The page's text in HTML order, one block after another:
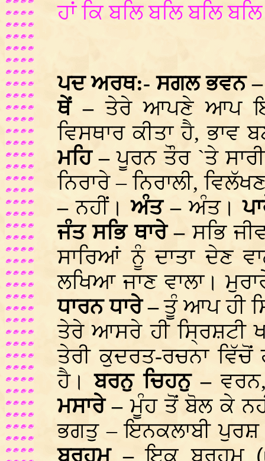
ਹਾਂ ਕਿ ਬਲਿ ਬਲਿ ਬਲਿ
ਪਦ ਅਰਥ:- ਸਗਲ ਭਵਨ
ਥੇਂ –ਤੇਰੇ ਆਪਣੇ ਆਪ
ਵਿਸਥਾਰ ਕੀਤਾ ਹੈ, ਭਾਵ
ਮਹਿ –ਪੂਰਨ ਤੌਰ `ਤੇ
ਨਿਰਾਰੇ – ਨਿਰਾਲੀ,
–ਨਹੀਂ।ਅੰਤ –ਅੰਤ।
ਜੰਤ ਸਭਿ ਥਾਰੇ –ਸਭਿ
ਸਾਰਿਆਂ ਨੂੰ ਦਾਤਾ ਦੇਣ
ਲਖਿਆ ਜਾਣ ਵਾਲਾ।
ਧਾਰਨ ਧਾਰੇ –ਤੂੰ ਆਪ ਹੀ
ਤੇਰੇ ਆਸਰੇ ਹੀ ਸ੍ਰਿਸ਼ਟੀ
ਤੇਰੀ ਕੁਦਰਤ-ਰਚਨਾ ਵਿੱਚੋਂ
ਹੈ।ਬਰਨੁ ਚਿਹਨੁ –
ਮਸਾਰੇ –ਮੂੰਹ ਤੋਂ ਬੋਲ ਕੇ
ਭਗਤੁ – ਇਨਕਲਾਬੀ
ਬ੍ਰਹਮ –ਇਕੁ ਬ੍ਰਹਮ